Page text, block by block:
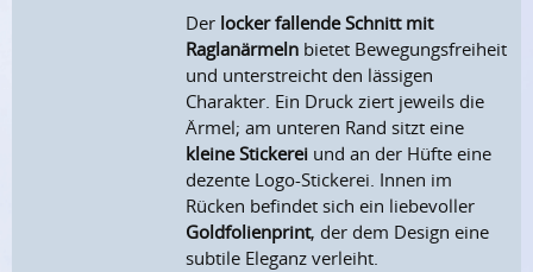
Der locker fallende Schnitt mit
Raglanärmeln bietet Bewegungsfreiheit
und unterstreicht den lässigen
Charakter. Ein Druck ziert jeweils die
Ärmel; am unteren Rand sitzt eine
kleine Stickerei und an der Hüfte eine
dezente Logo-Stickerei. Innen im
Rücken befindet sich ein liebevoller
Goldfolienprint, der dem Design eine
subtile Eleganz verleiht.